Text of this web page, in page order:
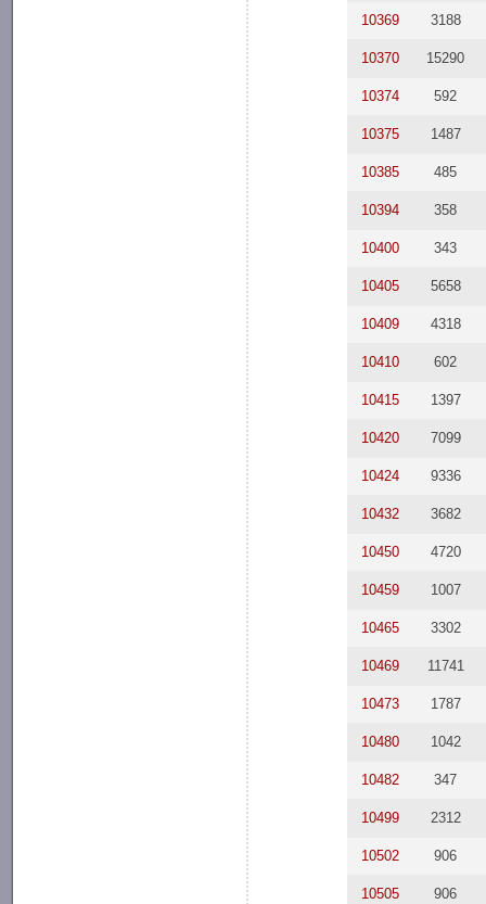
10369 3188
10370 15290
10374 592
10375 1487
10385 485
10394 358
10400 343
10405 5658
10409 4318
10410 602
10415 1397
10420 7099
10424 9336
10432 3682
10450 4720
10459 1007
10465 3302
10469 11741
10473 1787
10480 1042
10482 347
10499 2312
10502 906
10505 906